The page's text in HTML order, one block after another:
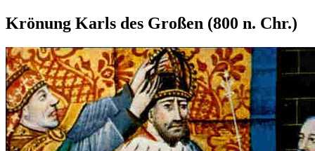
Krönung Karls des Großen (800 n. Chr.)